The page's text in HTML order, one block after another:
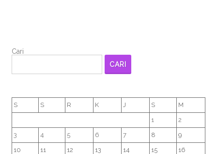
Cari
CARI
S S R K J S M
1 2
3 4 5 6 7 8 9
10 11 12 13 14 15 16